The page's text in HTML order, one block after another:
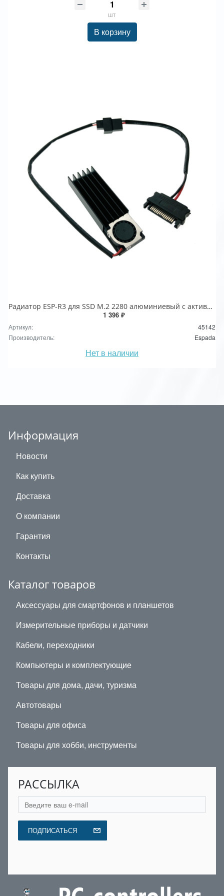
шт
В корзину
Радиатор ESP-R3 для SSD М.2 2280 алюминиевый с активным охлаждением, Espada
1 396 ₽
Артикул:
45142
Производитель:
Espada
Нет в наличии
Информация
Новости
Как купить
Доставка
О компании
Гарантия
Контакты
Каталог товаров
Аксессуары для смартфонов и планшетов
Измерительные приборы и датчики
Кабели, переходники
Компьютеры и комплектующие
Товары для дома, дачи, туризма
Автотовары
Товары для офиса
Товары для хобби, инструменты
РАССЫЛКА
ПОДПИСАТЬСЯ